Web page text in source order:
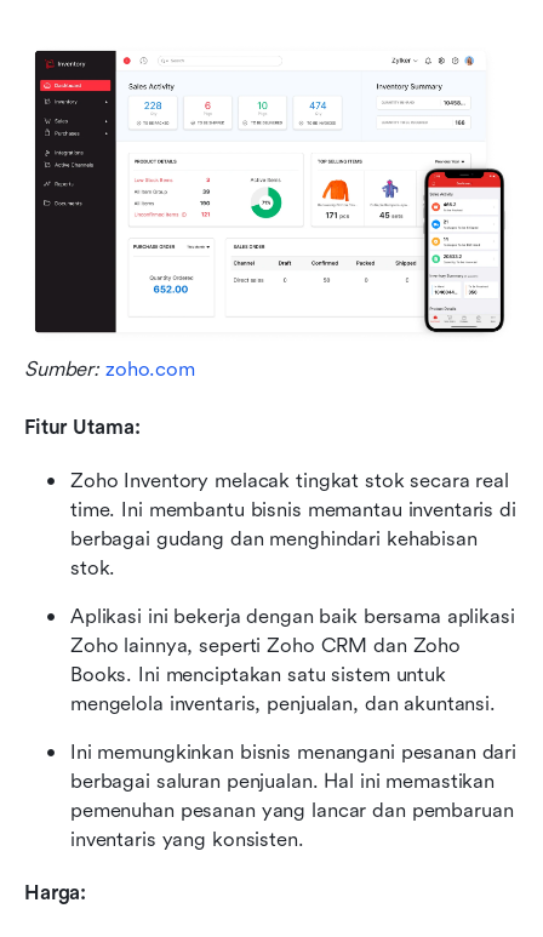
Sumber: zoho.com
Fitur Utama:
Zoho Inventory melacak tingkat stok secara real
time. Ini membantu bisnis memantau inventaris di
berbagai gudang dan menghindari kehabisan
stok.
Aplikasi ini bekerja dengan baik bersama aplikasi
Zoho lainnya, seperti Zoho CRM dan Zoho
Books. Ini menciptakan satu sistem untuk
mengelola inventaris, penjualan, dan akuntansi.
Ini memungkinkan bisnis menangani pesanan dari
berbagai saluran penjualan. Hal ini memastikan
pemenuhan pesanan yang lancar dan pembaruan
inventaris yang konsisten.
Harga: